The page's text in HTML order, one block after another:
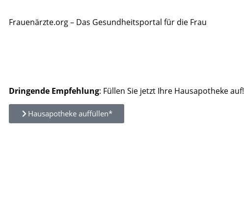
Frauenärzte.org – Das Gesundheitsportal für die Frau
Dringende Empfehlung: Füllen Sie jetzt Ihre Hausapotheke auf!
Hausapotheke auffüllen*